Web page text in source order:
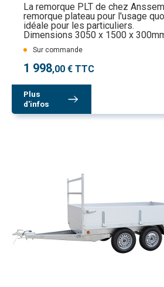
La remorque PLT de chez
remorque plateau pour l'usage
idéale pour les particuliers.
Dimensions 3050 x 1500 x
Sur commande
1 998,00 € TTC
Plus
d'infos